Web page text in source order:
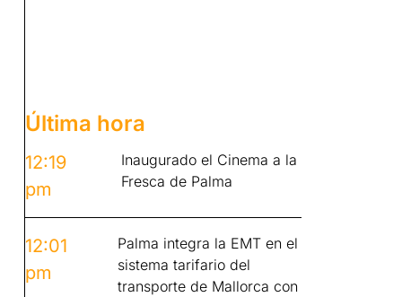
Última hora
12:19
pm
Inaugurado el Cinema a la
Fresca de Palma
12:01
pm
Palma integra la EMT en el
sistema tarifario del
transporte de Mallorca con